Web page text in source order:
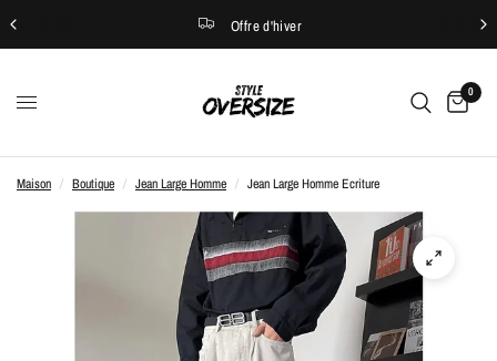
Offre d'hiver
0
Maison / Boutique / Jean Large Homme / Jean Large Homme Ecriture